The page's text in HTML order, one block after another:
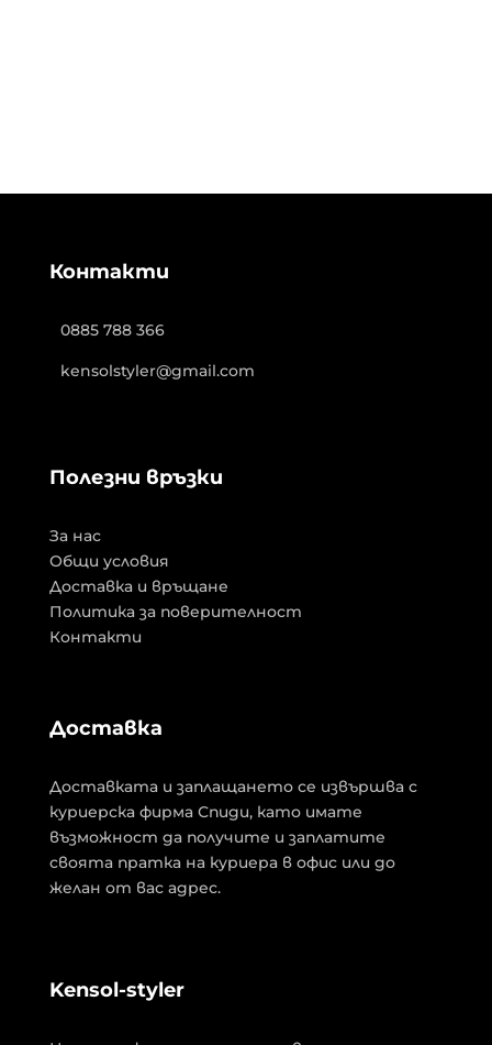
Контакти
0885 788 366
kensolstyler@gmail.com
Полезни връзки
За нас
Общи условия
Доставка и връщане
Политика за поверителност
Контакти
Доставка
Доставката и заплащането се извършва с
куриерска фирма Спиди, като имате
възможност да получите и заплатите
своята пратка на куриера в офис или до
желан от вас адрес.
Kensol-styler